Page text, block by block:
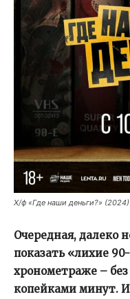
Х/ф «Где наши деньги?» (2024)
Очередная, далеко
показать «лихие
хронометраже –
копейками минут.